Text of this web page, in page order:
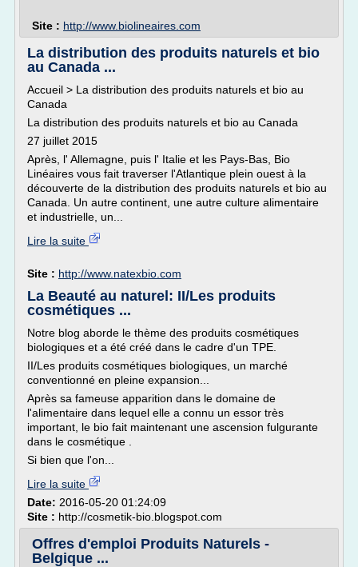
Site : http://www.biolineaires.com
La distribution des produits naturels et bio
au Canada ...
Accueil > La distribution des produits naturels et bio au
Canada
La distribution des produits naturels et bio au Canada
27 juillet 2015
Après, l' Allemagne, puis l' Italie et les Pays-Bas, Bio
Linéaires vous fait traverser l'Atlantique plein ouest à la
découverte de la distribution des produits naturels et bio au
Canada. Un autre continent, une autre culture alimentaire
et industrielle, un...
Lire la suite
Site : http://www.natexbio.com
La Beauté au naturel: II/Les produits
cosmétiques ...
Notre blog aborde le thème des produits cosmétiques
biologiques et a été créé dans le cadre d'un TPE.
II/Les produits cosmétiques biologiques, un marché
conventionné en pleine expansion...
Après sa fameuse apparition dans le domaine de
l'alimentaire dans lequel elle a connu un essor très
important, le bio fait maintenant une ascension fulgurante
dans le cosmétique .
Si bien que l'on...
Lire la suite
Date: 2016-05-20 01:24:09
Site : http://cosmetik-bio.blogspot.com
Offres d'emploi Produits Naturels -
Belgique ...